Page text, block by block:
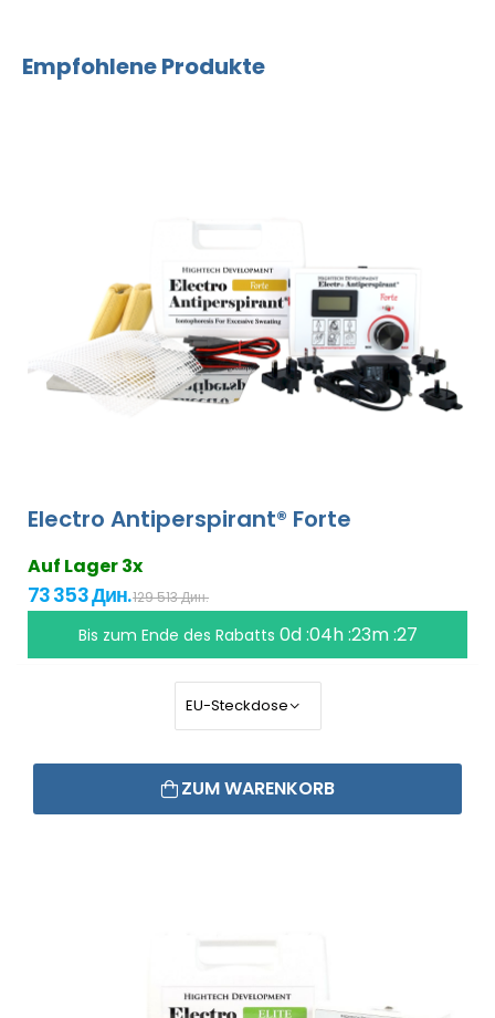
Empfohlene Produkte
Electro Antiperspirant® Forte
Auf Lager 3x
73 353 Дин.129 513 Дин.
Bis zum Ende des Rabatts 0d :04h :23m :26
ZUM WARENKORB